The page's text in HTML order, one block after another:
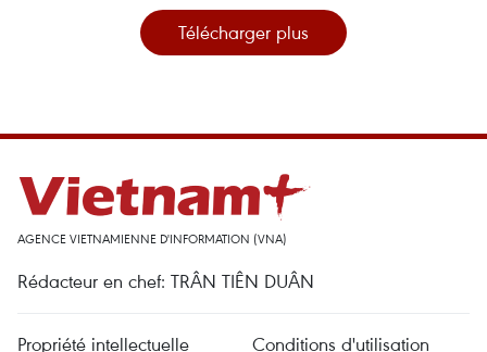
Télécharger plus
AGENCE VIETNAMIENNE D'INFORMATION (VNA)
Rédacteur en chef: TRÂN TIÊN DUÂN
Propriété intellectuelle Conditions d'utilisation